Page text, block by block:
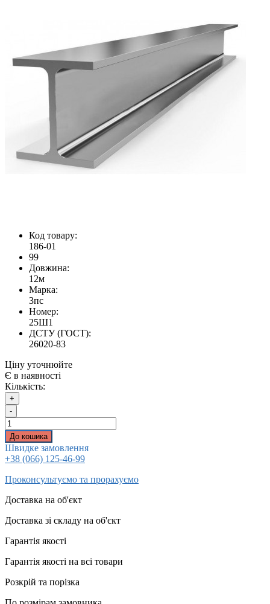
Код товару:
186-01
99
Довжина:
12м
Марка:
3пс
Номер:
25Ш1
ДСТУ (ГОСТ):
26020-83
Ціну уточнюйте
Є в наявності
Кількість:
+
-
До кошика
Швидке замовлення
+38 (066) 125-46-99
Проконсультуємо та прорахуємо
Доставка на об'єкт
Доставка зі складу на об'єкт
Гарантія якості
Гарантія якості на всі товари
Розкрій та порізка